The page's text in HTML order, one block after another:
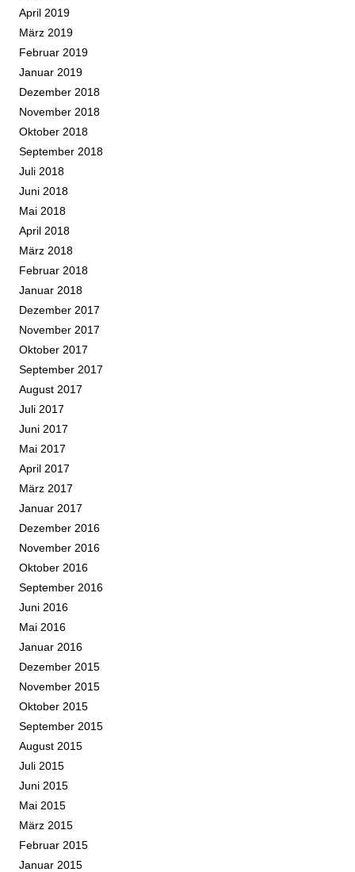
April 2019
März 2019
Februar 2019
Januar 2019
Dezember 2018
November 2018
Oktober 2018
September 2018
Juli 2018
Juni 2018
Mai 2018
April 2018
März 2018
Februar 2018
Januar 2018
Dezember 2017
November 2017
Oktober 2017
September 2017
August 2017
Juli 2017
Juni 2017
Mai 2017
April 2017
März 2017
Januar 2017
Dezember 2016
November 2016
Oktober 2016
September 2016
Juni 2016
Mai 2016
Januar 2016
Dezember 2015
November 2015
Oktober 2015
September 2015
August 2015
Juli 2015
Juni 2015
Mai 2015
März 2015
Februar 2015
Januar 2015